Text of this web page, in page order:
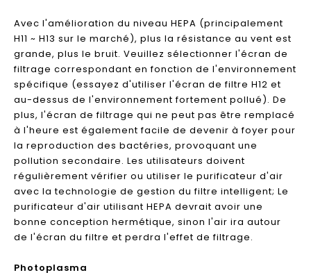
Avec l'amélioration du niveau HEPA (principalement
H11 ~ H13 sur le marché), plus la résistance au vent est
grande, plus le bruit. Veuillez sélectionner l'écran de
filtrage correspondant en fonction de l'environnement
spécifique (essayez d'utiliser l'écran de filtre H12 et
au-dessus de l'environnement fortement pollué). De
plus, l'écran de filtrage qui ne peut pas être remplacé
à l'heure est également facile de devenir à foyer pour
la reproduction des bactéries, provoquant une
pollution secondaire. Les utilisateurs doivent
régulièrement vérifier ou utiliser le purificateur d'air
avec la technologie de gestion du filtre intelligent; Le
purificateur d'air utilisant HEPA devrait avoir une
bonne conception hermétique, sinon l'air ira autour
de l'écran du filtre et perdra l'effet de filtrage.
Photoplasma